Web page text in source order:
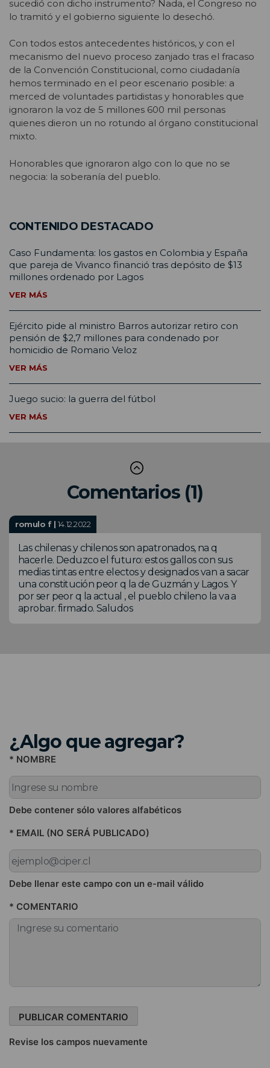
sucedió con dicho instrumento? Nada, el Congreso no
lo tramitó y el gobierno siguiente lo desechó.
Con todos estos antecedentes históricos, y con el
mecanismo del nuevo proceso zanjado tras el fracaso
de la Convención Constitucional, como ciudadanía
hemos terminado en el peor escenario posible: a
merced de voluntades partidistas y honorables que
ignoraron la voz de 5 millones 600 mil personas
quienes dieron un no rotundo al órgano constitucional
mixto.
Honorables que ignoraron algo con lo que no se
negocia: la soberanía del pueblo.
CONTENIDO DESTACADO
Caso Fundamenta: los gastos en Colombia y España
que pareja de Vivanco financió tras depósito de $13
millones ordenado por Lagos
VER MÁS
Ejército pide al ministro Barros autorizar retiro con
pensión de $2,7 millones para condenado por
homicidio de Romario Veloz
VER MÁS
Juego sucio: la guerra del fútbol
VER MÁS
Comentarios (1)
romulo f | 14.12.2022
Las chilenas y chilenos son apatronados, na q
hacerle. Deduzco el futuro: estos gallos con sus
medias tintas entre electos y designados van a sacar
una constitución peor q la de Guzmán y Lagos. Y
por ser peor q la actual , el pueblo chileno la va a
aprobar. firmado. Saludos
¿Algo que agregar?
* NOMBRE
Debe contener sólo valores alfabéticos
* EMAIL (NO SERÁ PUBLICADO)
Debe llenar este campo con un e-mail válido
* COMENTARIO
Revise los campos nuevamente